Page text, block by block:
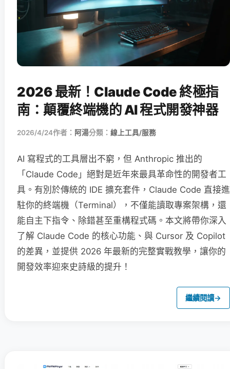
2026 最新！Claude Code 終極指
南：顛覆終端機的 AI 程式開發神器
2026/4/24作者： 阿湯分類： 線上工具/服務
AI 寫程式的工具層出不窮，但 Anthropic 推出的
「Claude Code」絕對是近年來最具革命性的開發者工
具。有別於傳統的 IDE 擴充套件，Claude Code 直接進
駐你的終端機（Terminal），不僅能讀取專案架構，還
能自主下指令、除錯甚至重構程式碼。本文將帶你深入
了解 Claude Code 的核心功能、與 Cursor 及 Copilot
的差異，並提供 2026 年最新的完整實戰教學，讓你的
開發效率迎來史詩級的提升！
繼續閱讀→